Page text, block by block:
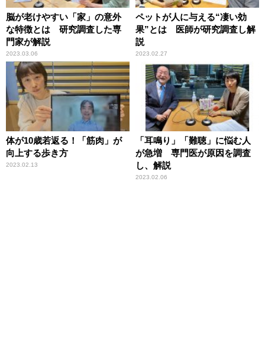
脳が老けやすい「家」の意外
な特徴とは 研究調査した専
門家が解説
2023.03.06
ペットが人に与える“凄い効
果”とは 医師が研究調査し解
説
2023.02.27
体が10歳若返る！「筋肉」が
向上する歩き方
2023.02.13
「耳鳴り」「難聴」に悩む人
が急増 専門医が原因を調査
し、解説
2023.02.06